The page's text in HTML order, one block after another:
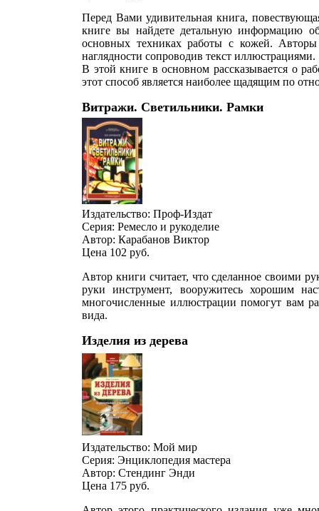
Перед Вами удивительная книга,
книге вы найдете детальную информацию
основных техниках работы с кожей.
наглядности сопроводив текст иллюстрациями.
В этой книге в основном рассказывается о
этот способ является наиболее щадящим по
Витражи. Светильники. Рамки
Издательство: Проф-Издат
Серия: Ремесло и рукоделие
Автор: Карабанов Виктор
Цена 102 руб.
Автор книги считает, что сделанное своими
руки инструмент, вооружитесь хорошим
многочисленные иллюстрации помогут вам
вида.
Изделия из дерева
Издательство: Мой мир
Серия: Энциклопедия мастера
Автор: Стендинг Энди
Цена 175 руб.